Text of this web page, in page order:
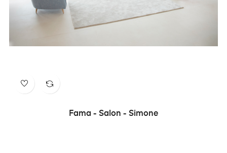
Fama - Salon - Simone